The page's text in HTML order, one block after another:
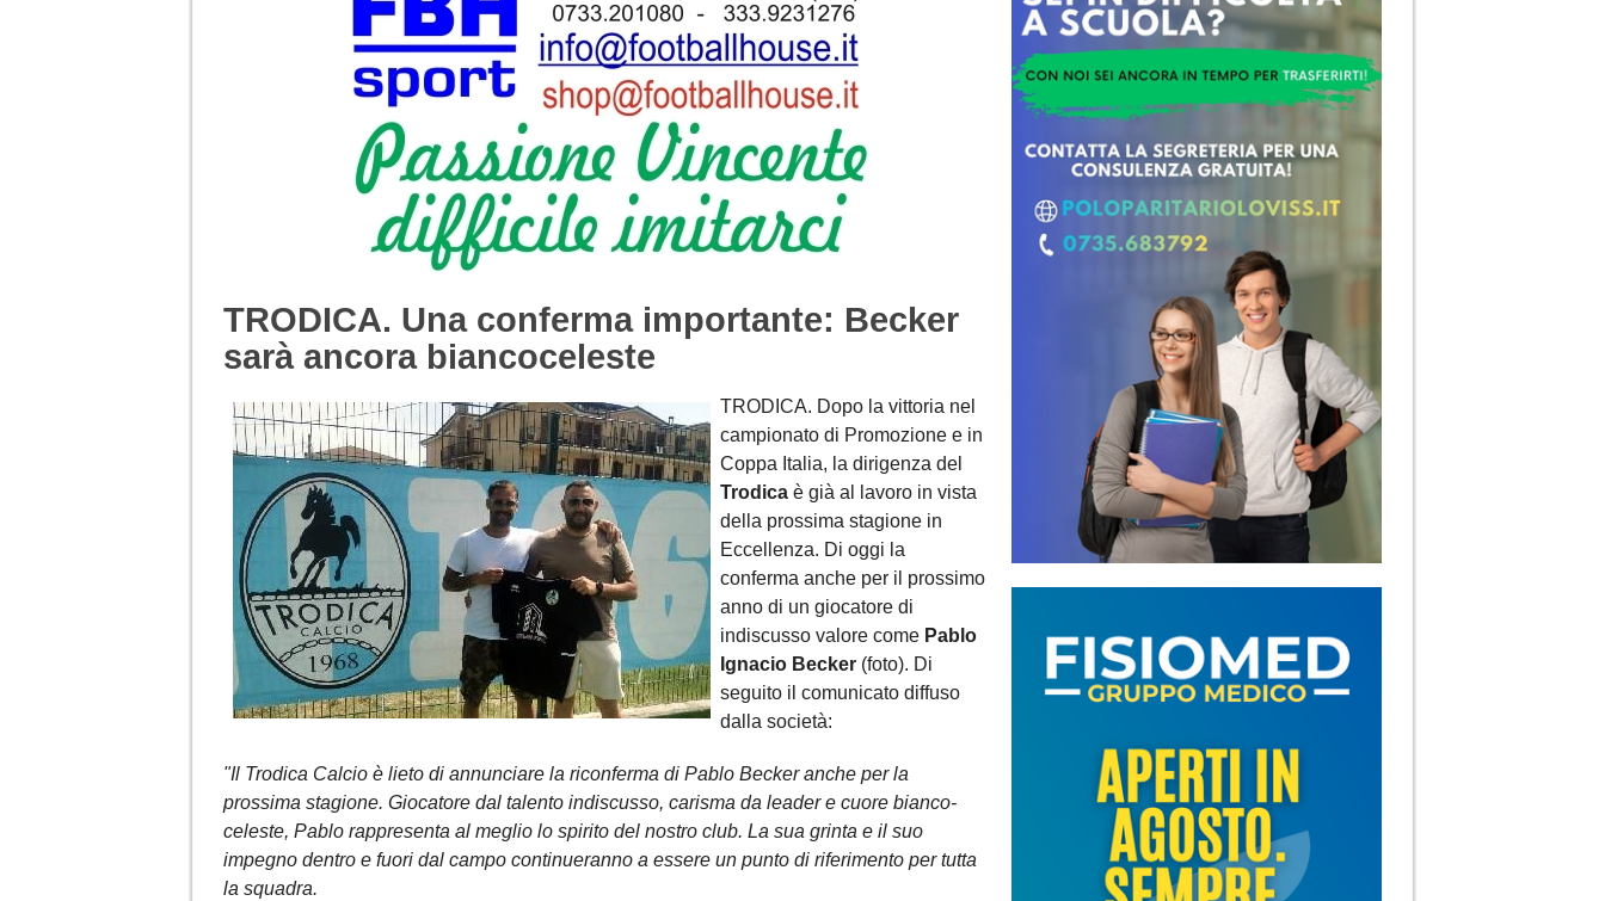
TRODICA. Una conferma importante: Becker
sarà ancora biancoceleste
TRODICA. Dopo la vittoria nel
campionato di Promozione e in
Coppa Italia, la dirigenza del
Trodica è già al lavoro in vista
della prossima stagione in
Eccellenza. Di oggi la
conferma anche per il prossimo
anno di un giocatore di
indiscusso valore come Pablo
Ignacio Becker (foto). Di
seguito il comunicato diffuso
dalla società:
"Il Trodica Calcio è lieto di annunciare la riconferma di Pablo Becker anche per la
prossima stagione. Giocatore dal talento indiscusso, carisma da leader e cuore bianco-
celeste, Pablo rappresenta al meglio lo spirito del nostro club. La sua grinta e il suo
impegno dentro e fuori dal campo continueranno a essere un punto di riferimento per tutta
la squadra.